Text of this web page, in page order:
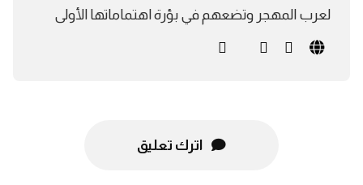
لعرب المهجر وتضعهم في بؤرة اهتماماتها الأولى
اترك تعليق